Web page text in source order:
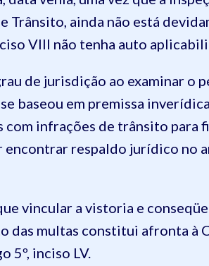
Trânsito, ainda não está
VIII não tenha auto
de jurisdição ao examinar o
baseou em premissa
infrações de trânsito para
encontrar respaldo jurídico no
vincular a vistoria e
das multas constitui afronta à
5º, inciso LV.